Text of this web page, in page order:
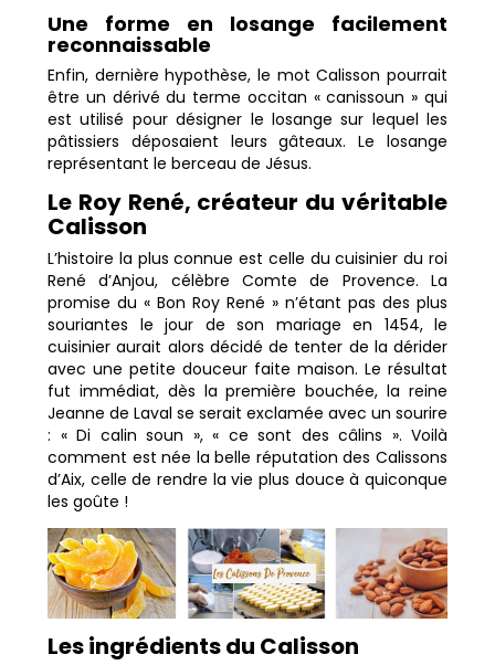
Une forme en losange facilement
reconnaissable
Enfin, dernière hypothèse, le mot Calisson pourrait
être un dérivé du terme occitan « canissoun » qui
est utilisé pour désigner le losange sur lequel les
pâtissiers déposaient leurs gâteaux. Le losange
représentant le berceau de Jésus.
Le Roy René, créateur du véritable
Calisson
L’histoire la plus connue est celle du cuisinier du roi
René d’Anjou, célèbre Comte de Provence. La
promise du « Bon Roy René » n’étant pas des plus
souriantes le jour de son mariage en 1454, le
cuisinier aurait alors décidé de tenter de la dérider
avec une petite douceur faite maison. Le résultat
fut immédiat, dès la première bouchée, la reine
Jeanne de Laval se serait exclamée avec un sourire
: « Di calin soun », « ce sont des câlins ». Voilà
comment est née la belle réputation des Calissons
d’Aix, celle de rendre la vie plus douce à quiconque
les goûte !
Les ingrédients du Calisson